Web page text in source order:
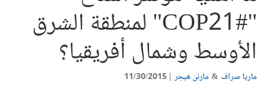
"#COP21" لمنطقة الشرق
الأوسط وشمال أفريقيا؟
ماريا صراف مارتن هيجر 11/30/2015